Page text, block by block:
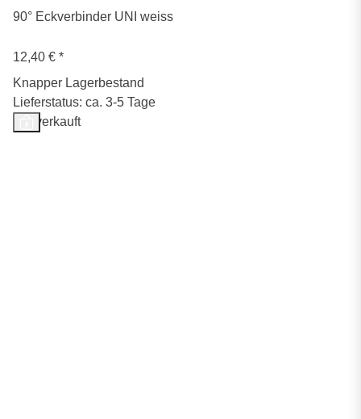
90° Eckverbinder UNI weiss
12,40 € *
Knapper Lagerbestand
Lieferstatus: ca. 3-5 Tage
Ausverkauft